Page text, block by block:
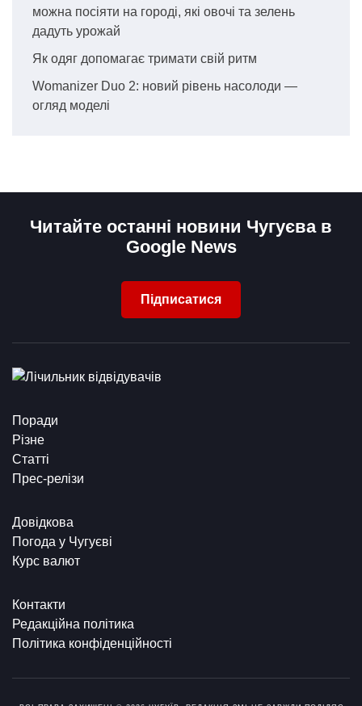
можна посіяти на городі, які овочі та зелень
дадуть урожай
Як одяг допомагає тримати свій ритм
Womanizer Duo 2: новий рівень насолоди —
огляд моделі
Читайте останні новини Чугуєва в
Google News
Підписатися
Поради
Різне
Статті
Прес-релізи
Довідкова
Погода у Чугуєві
Курс валют
Контакти
Редакційна політика
Політика конфіденційності